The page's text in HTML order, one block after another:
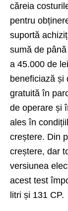
căreia
pentru
suportă
sumă de
a 45.000 de
beneficiază și
gratuită în
de operare și
ales în
creștere. Din
creștere, dar
versiunea
acest test
litri și 131 CP.